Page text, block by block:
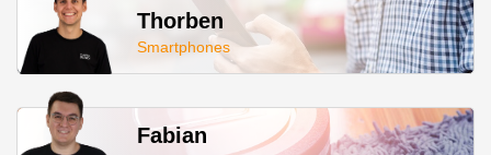
Thorben
Smartphones
Fabian